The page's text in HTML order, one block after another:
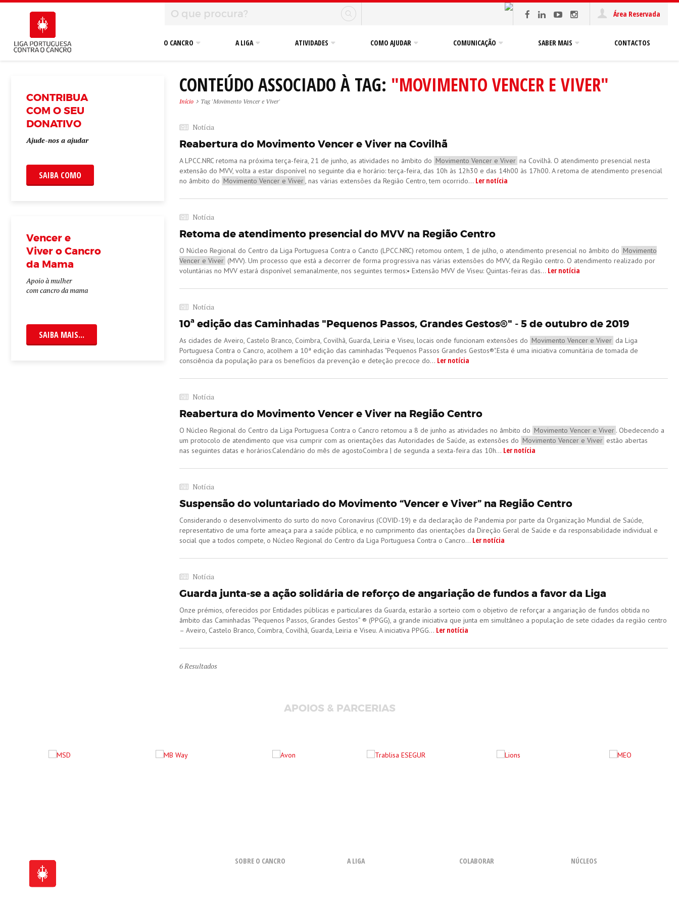
Área Reservada
O CANCRO A LIGA ATIVIDADES COMO AJUDAR COMUNICAÇÃO SABER MAIS CONTACTOS
CONTRIBUA
COM O SEU
DONATIVO
Ajude-nos a ajudar
SAIBA COMO
Vencer e
Viver o Cancro
da Mama
Apoio à mulher
com cancro da mama
SAIBA MAIS...
CONTEÚDO ASSOCIADO À TAG: "MOVIMENTO VENCER E VIVER"
Início Tag 'Movimento Vencer e Viver'
Notícia
Reabertura do Movimento Vencer e Viver na Covilhã
A LPCC.NRC retoma na próxima terça-feira, 21 de junho, as atividades no âmbito do Movimento Vencer e Viver na Covilhã. O atendimento presencial nesta
extensão do MVV, volta a estar disponível no seguinte dia e horário: terça-feira, das 10h às 12h30 e das 14h00 às 17h00. A retoma de atendimento presencial
no âmbito do Movimento Vencer e Viver, nas várias extensões da Região Centro, tem ocorrido... Ler notícia
Notícia
Retoma de atendimento presencial do MVV na Região Centro
O Núcleo Regional do Centro da Liga Portuguesa Contra o Cancto (LPCC.NRC) retomou ontem, 1 de julho, o atendimento presencial no âmbito do Movimento
Vencer e Viver (MVV). Um processo que está a decorrer de forma progressiva nas várias extensões do MVV, da Região centro. O atendimento realizado por
voluntárias no MVV estará disponível semanalmente, nos seguintes termos:• Extensão MVV de Viseu: Quintas-feiras das... Ler notícia
Notícia
10ª edição das Caminhadas "Pequenos Passos, Grandes Gestos®" - 5 de outubro de 2019
As cidades de Aveiro, Castelo Branco, Coimbra, Covilhã, Guarda, Leiria e Viseu, locais onde funcionam extensões do Movimento Vencer e Viver da Liga
Portuguesa Contra o Cancro, acolhem a 10ª edição das caminhadas "Pequenos Passos Grandes Gestos®".Esta é uma iniciativa comunitária de tomada de
consciência da população para os benefícios da prevenção e deteção precoce do... Ler notícia
Notícia
Reabertura do Movimento Vencer e Viver na Região Centro
O Núcleo Regional do Centro da Liga Portuguesa Contra o Cancro retomou a 8 de junho as atividades no âmbito do Movimento Vencer e Viver . Obedecendo a
um protocolo de atendimento que visa cumprir com as orientações das Autoridades de Saúde, as extensões do Movimento Vencer e Viver estão abertas
nas seguintes datas e horários:​Calendário do mês de agostoCoimbra | de segunda a sexta-feira das 10h... Ler notícia
Notícia
Suspensão do voluntariado do Movimento “Vencer e Viver” na Região Centro
Considerando o desenvolvimento do surto do novo Coronavírus (COVID-19) e da declaração de Pandemia por parte da Organização Mundial de Saúde,
representativo de uma forte ameaça para a saúde pública, e no cumprimento das orientações da Direção Geral de Saúde e da responsabilidade individual e
social que a todos compete, o Núcleo Regional do Centro da Liga Portuguesa Contra o Cancro... Ler notícia
Notícia
Guarda junta-se a ação solidária de reforço de angariação de fundos a favor da Liga
Onze prémios, oferecidos por Entidades públicas e particulares da Guarda, estarão a sorteio com o objetivo de reforçar a angariação de fundos obtida no
âmbito das Caminhadas “Pequenos Passos, Grandes Gestos” ® (PPGG), a grande iniciativa que junta em simultâneo a população de sete cidades da região centro
– Aveiro, Castelo Branco, Coimbra, Covilhã, Guarda, Leiria e Viseu. A iniciativa PPGG... Ler notícia
6Resultados
APOIOS & PARCERIAS
SOBRE O CANCRO
A LIGA
COLABORAR
NÚCLEOS